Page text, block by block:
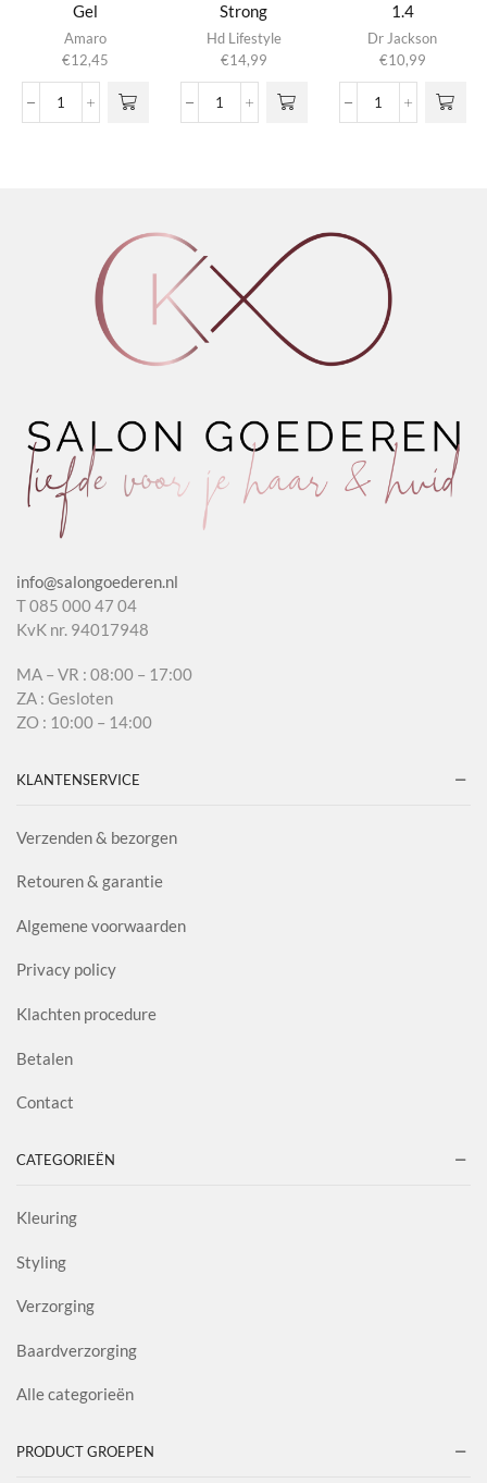
Gel
Amaro
€12,45
Invisible
Strong
Hd Lifestyle
€14,99
Gel
1.4
Dr Jackson
€10,99
Hair
info@salongoederen.nl
T 085 000 47 04
KvK nr. 94017948
MA – VR : 08:00 – 17:00
ZA : Gesloten
ZO : 10:00 – 14:00
KLANTENSERVICE
Verzenden & bezorgen
Retouren & garantie
Algemene voorwaarden
Privacy policy
Klachten procedure
Betalen
Contact
CATEGORIEËN
Kleuring
Styling
Verzorging
Baardverzorging
Alle categorieën
PRODUCT GROEPEN